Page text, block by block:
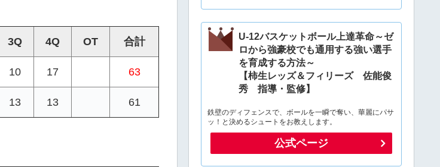
3Q 4Q OT 合計
10 17 63
13 13 61
U-12バスケットボール上達革命～ゼ
ロから強豪校でも通用する強い選手
を育成する方法～
【柿生レッズ＆フィリーズ 佐能俊
秀 指導・監修】
鉄壁のディフェンスで、ボールを一瞬で奪い、華麗にパサ
ッ！と決めるシュートをお教えします。
公式ページ